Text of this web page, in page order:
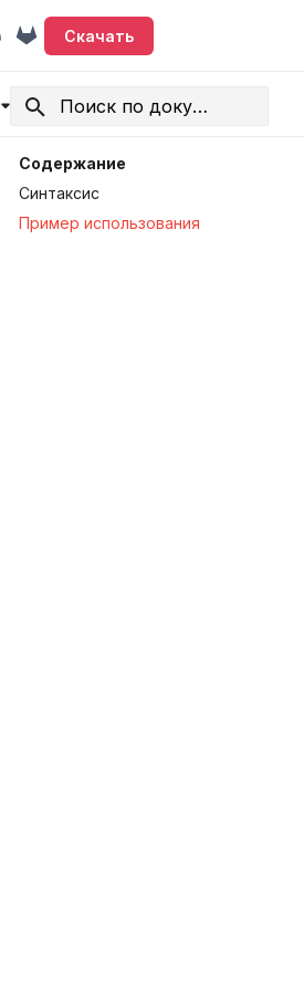
Скачать
Содержание
Синтаксис
Пример использования